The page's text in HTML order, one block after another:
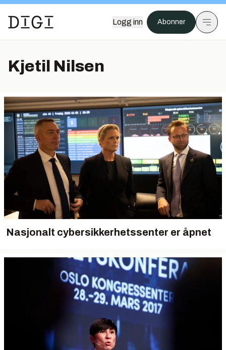
Logg inn Abonner
Kjetil Nilsen
Nasjonalt cybersikkerhetssenter er åpnet